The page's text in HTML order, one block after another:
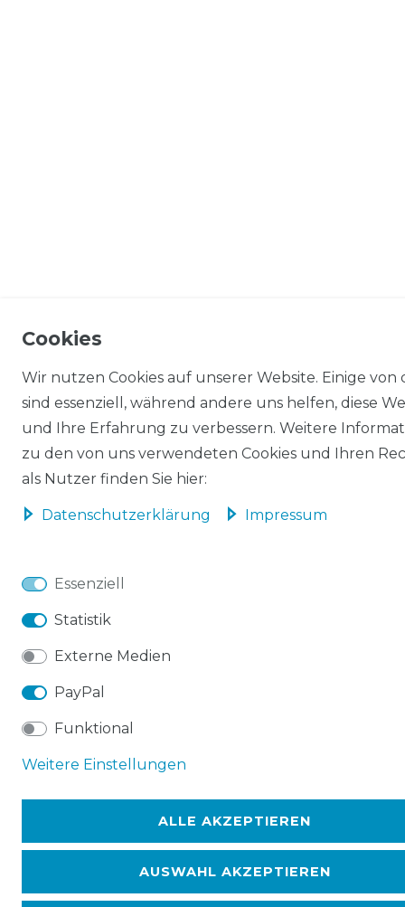
Cookies
Wir nutzen Cookies auf unserer Website. Einige von
sind essenziell, während andere uns helfen, diese
und Ihre Erfahrung zu verbessern. Weitere
zu den von uns verwendeten Cookies und Ihren
als Nutzer finden Sie hier:
Daten­schutz­erklärung Impressum
Essenziell
Statistik
Externe Medien
PayPal
Funktional
Weitere Einstellungen
ALLE AKZEPTIEREN
AUSWAHL AKZEPTIEREN